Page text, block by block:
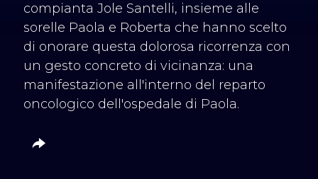
compianta Jole Santelli, insieme alle
sorelle Paola e Roberta che hanno scelto
di onorare questa dolorosa ricorrenza con
un gesto concreto di vicinanza: una
manifestazione all'interno del reparto
oncologico dell'ospedale di Paola.